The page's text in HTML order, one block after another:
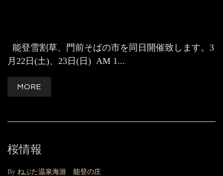
能登雪割草、門前そばの市を同日開催致します。3
月22日(土)、23日(日) AM 1...
MORE
桜情報
By ねぶた温泉海游 能登の庄